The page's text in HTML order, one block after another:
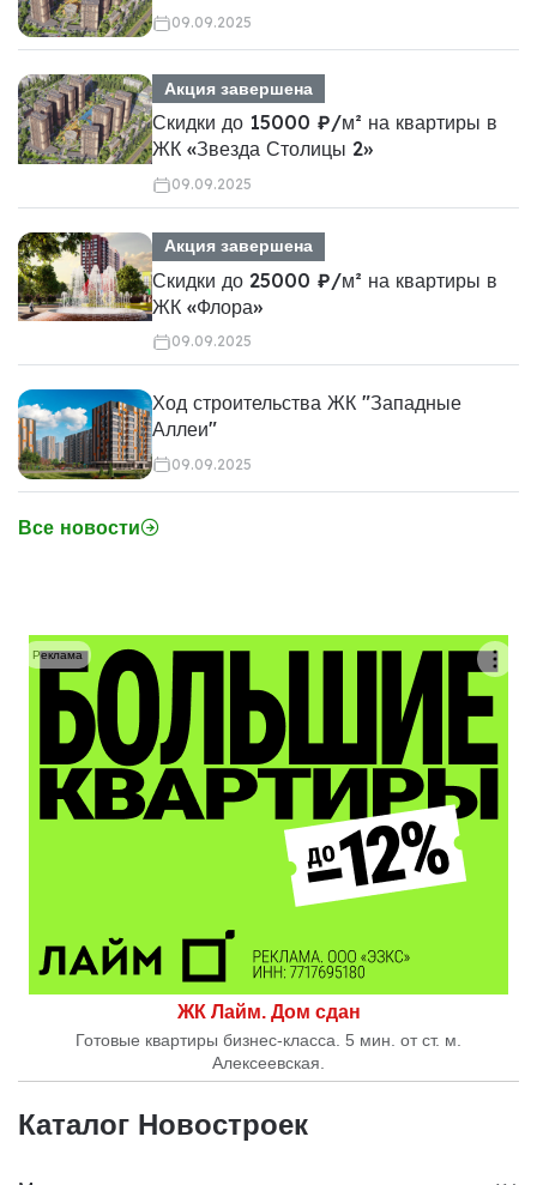
09.09.2025
Акция завершена
Скидки до 15000 ₽/м² на квартиры в
ЖК «Звезда Столицы 2»
09.09.2025
Акция завершена
Скидки до 25000 ₽/м² на квартиры в
ЖК «Флора»
09.09.2025
Ход строительства ЖК "Западные
Аллеи"
09.09.2025
Все новости
ЖК Лайм. Дом сдан
Готовые квартиры бизнес-класса. 5 мин. от ст. м.
Алексеевская.
Реклама
Каталог Новостроек